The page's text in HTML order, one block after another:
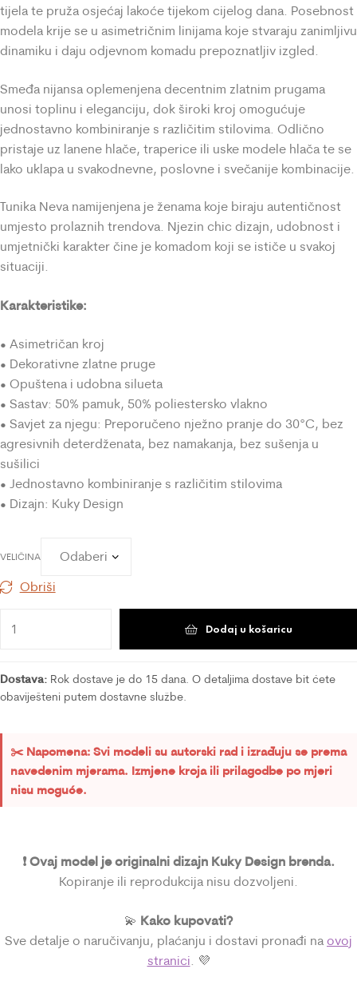
tijela te pruža osjećaj lakoće tijekom cijelog dana. Posebnost
modela krije se u asimetričnim linijama koje stvaraju zanimljivu
dinamiku i daju odjevnom komadu prepoznatljiv izgled.
Smeđa nijansa oplemenjena decentnim zlatnim prugama
unosi toplinu i eleganciju, dok široki kroj omogućuje
jednostavno kombiniranje s različitim stilovima. Odlično
pristaje uz lanene hlače, traperice ili uske modele hlača te se
lako uklapa u svakodnevne, poslovne i svečanije kombinacije.
Tunika Neva namijenjena je ženama koje biraju autentičnost
umjesto prolaznih trendova. Njezin chic dizajn, udobnost i
umjetnički karakter čine je komadom koji se ističe u svakoj
situaciji.
Karakteristike:
• Asimetričan kroj
• Dekorativne zlatne pruge
• Opuštena i udobna silueta
• Sastav: 50% pamuk, 50% poliestersko vlakno
• Savjet za njegu: Preporučeno nježno pranje do 30°C, bez
agresivnih deterdženata, bez namakanja, bez sušenja u
sušilici
• Jednostavno kombiniranje s različitim stilovima
• Dizajn: Kuky Design
VELIČINA
Obriši
Dodaj u košaricu
Dostava: Rok dostave je do 15 dana. O detaljima dostave bit ćete
obaviješteni putem dostavne službe.
✂️ Napomena: Svi modeli su autorski rad i izrađuju se prema
navedenim mjerama. Izmjene kroja ili prilagodbe po mjeri
nisu moguće.
❗ Ovaj model je originalni dizajn Kuky Design brenda.
Kopiranje ili reprodukcija nisu dozvoljeni.
💫 Kako kupovati?
Sve detalje o naručivanju, plaćanju i dostavi pronađi na ovoj
stranici . 💜